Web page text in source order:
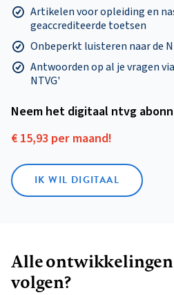
Artikelen voor opleiding en
geaccrediteerde toetsen
Onbeperkt luisteren naar de
Antwoorden op al je vragen
NTVG'
Neem het digitaal ntvg
€ 15,93 per maand!
IK WIL DIGITAAL
Alle ontwikkelingen
volgen?